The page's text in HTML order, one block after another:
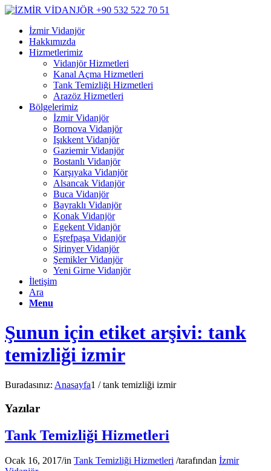
İzmir Vidanjör
Hakkımızda
Hizmetlerimiz
Vidanjör Hizmetleri
Kanal Açma Hizmetleri
Tank Temizliği Hizmetleri
Arazöz Hizmetleri
Bölgelerimiz
İzmir Vidanjör
Bornova Vidanjör
Işıkkent Vidanjör
Gaziemir Vidanjör
Bostanlı Vidanjör
Karşıyaka Vidanjör
Alsancak Vidanjör
Buca Vidanjör
Bayraklı Vidanjör
Konak Vidanjör
Egekent Vidanjör
Eşrefpaşa Vidanjör
Şirinyer Vidanjör
Şemikler Vidanjör
Yeni Girne Vidanjör
İletişim
Ara
Menu
Şunun için etiket arşivi: tank
temizliği izmir
Buradasınız: Anasayfa1 / tank temizliği izmir
Yazılar
Tank Temizliği Hizmetleri
Ocak 16, 2017/in Tank Temizliği Hizmetleri /tarafından İzmir